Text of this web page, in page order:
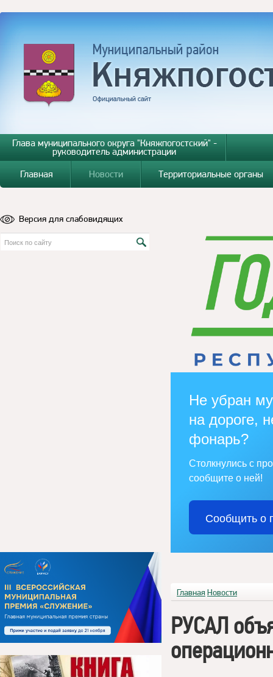
Глава муниципального округа "Княжпогостский" -
руководитель администрации
Главная
Новости Территориальные органы
Версия для слабовидящих
Не убран
на дороге,
фонарь?
Столкнулись с
сообщите о ней!
Сообщить о
Главная Новости
РУСАЛ